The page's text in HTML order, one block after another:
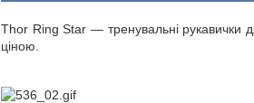
Thor Ring Star — тренувальні рукавички
ціною.